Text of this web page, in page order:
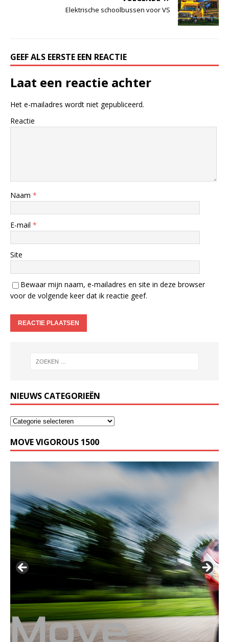
Elektrische schoolbussen voor VS
GEEF ALS EERSTE EEN REACTIE
Laat een reactie achter
Het e-mailadres wordt niet gepubliceerd.
Reactie
Naam *
E-mail *
Site
Bewaar mijn naam, e-mailadres en site in deze browser
voor de volgende keer dat ik reactie geef.
NIEUWS CATEGORIEËN
MOVE VIGOROUS 1500